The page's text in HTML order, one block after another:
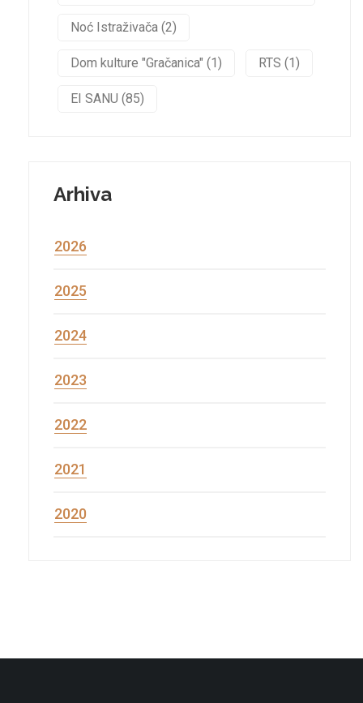
Noć Istraživača (2)
Dom kulture "Gračanica" (1) RTS (1)
EI SANU (85)
Arhiva
2026
2025
2024
2023
2022
2021
2020